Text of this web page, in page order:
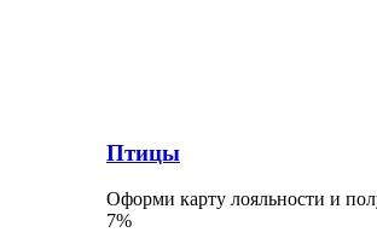
Птицы
Оформи карту лояльности и
7%